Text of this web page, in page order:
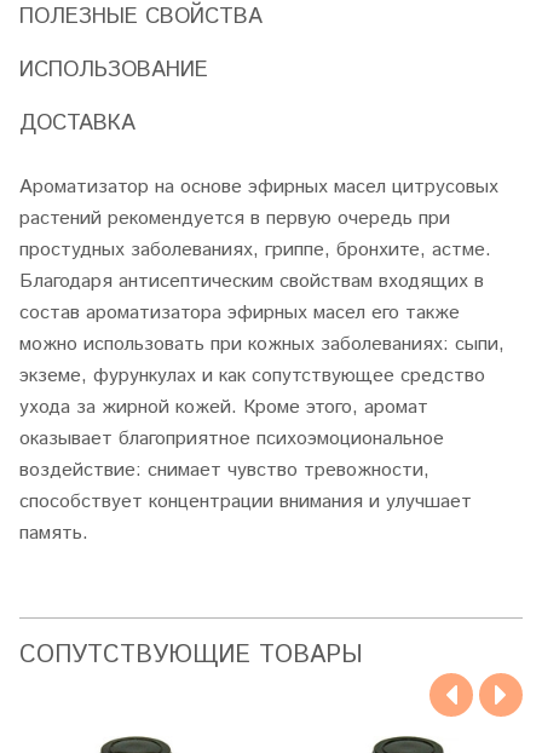
ПОЛЕЗНЫЕ СВОЙСТВА
ИСПОЛЬЗОВАНИЕ
ДОСТАВКА
Ароматизатор на основе эфирных масел цитрусовых
растений рекомендуется в первую очередь при
простудных заболеваниях, гриппе, бронхите, астме.
Благодаря антисептическим свойствам входящих в
состав ароматизатора эфирных масел его также
можно использовать при кожных заболеваниях: сыпи,
экземе, фурункулах и как сопутствующее средство
ухода за жирной кожей. Кроме этого, аромат
оказывает благоприятное психоэмоциональное
воздействие: снимает чувство тревожности,
способствует концентрации внимания и улучшает
память.
CОПУТСТВУЮЩИЕ ТОВАРЫ